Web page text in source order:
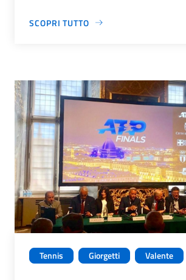
SCOPRI TUTTO
Tennis Giorgetti Valente